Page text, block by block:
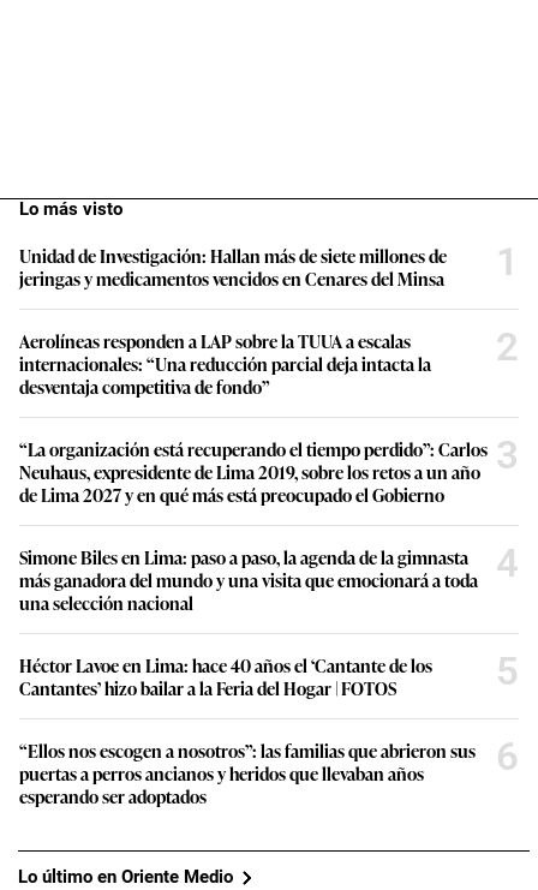
Lo más visto
Unidad de Investigación: Hallan más de siete millones de
jeringas y medicamentos vencidos en Cenares del Minsa
1
Aerolíneas responden a LAP sobre la TUUA a escalas
internacionales: “Una reducción parcial deja intacta la
desventaja competitiva de fondo”
2
“La organización está recuperando el tiempo perdido”: Carlos
Neuhaus, expresidente de Lima 2019, sobre los retos a un año
de Lima 2027 y en qué más está preocupado el Gobierno
3
Simone Biles en Lima: paso a paso, la agenda de la gimnasta
más ganadora del mundo y una visita que emocionará a toda
una selección nacional
4
Héctor Lavoe en Lima: hace 40 años el ‘Cantante de los
Cantantes’ hizo bailar a la Feria del Hogar | FOTOS
5
“Ellos nos escogen a nosotros”: las familias que abrieron sus
puertas a perros ancianos y heridos que llevaban años
esperando ser adoptados
6
Lo último en Oriente Medio